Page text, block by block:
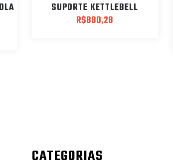
SUPORTE KETTLEBELL
R$880,28
CATEGORIAS